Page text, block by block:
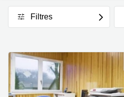
Salles
de
Marseille
Nantes
Nice
Strasbourg
Coworking
Paris
Coworking
Marseille
Centres
d'affaires
Filtres